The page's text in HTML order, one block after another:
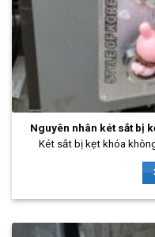
Nguyên nhân két sắt bị
Két sắt bị kẹt khóa